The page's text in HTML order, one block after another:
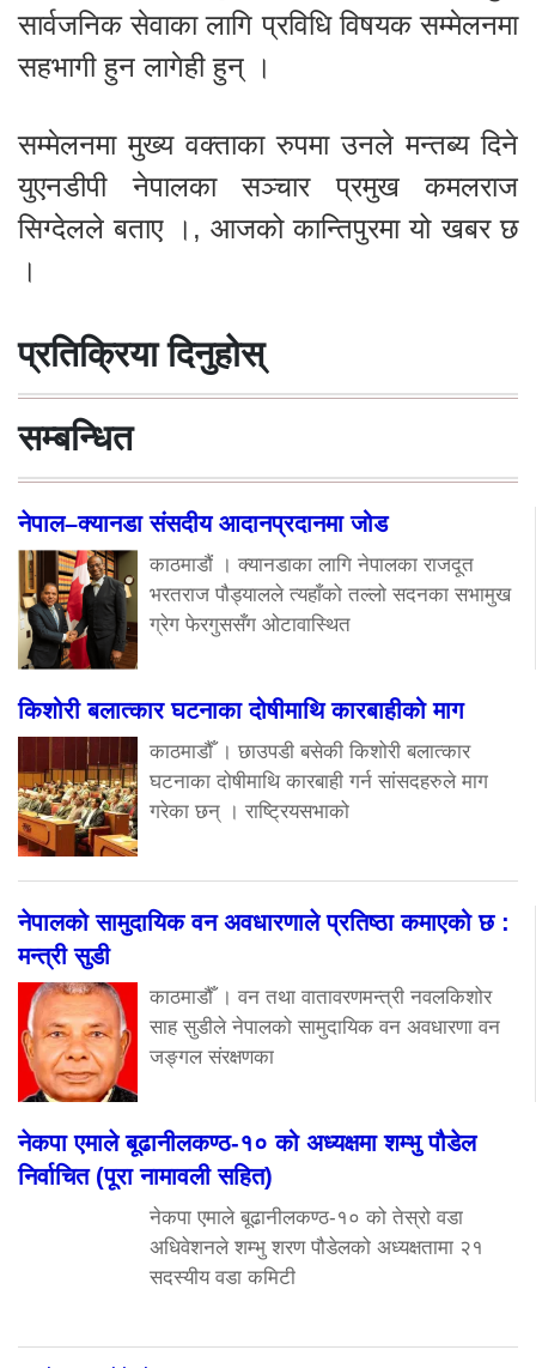
सार्वजनिक सेवाका लागि प्रविधि विषयक सम्मेलनमा
सहभागी हुन लागेही हुन् ।
सम्मेलनमा मुख्य वक्ताका रुपमा उनले मन्तब्य दिने
युएनडीपी नेपालका सञ्चार प्रमुख कमलराज
सिग्देलले बताए ।, आजको कान्तिपुरमा यो खबर छ
।
प्रतिक्रिया दिनुहोस्
सम्बन्धित
नेपाल–क्यानडा संसदीय आदानप्रदानमा जोड
काठमाडौं । क्यानडाका लागि नेपालका राजदूत
भरतराज पौड्यालले त्यहाँको तल्लो सदनका सभामुख
ग्रेग फेरगुससँग ओटावास्थित
किशोरी बलात्कार घटनाका दोषीमाथि कारबाहीको माग
काठमाडौँ । छाउपडी बसेकी किशोरी बलात्कार
घटनाका दोषीमाथि कारबाही गर्न सांसदहरुले माग
गरेका छन् । राष्ट्रियसभाको
नेपालको सामुदायिक वन अवधारणाले प्रतिष्ठा कमाएको छ :
मन्त्री सुडी
काठमाडौँ । वन तथा वातावरणमन्त्री नवलकिशोर
साह सुडीले नेपालको सामुदायिक वन अवधारणा वन
जङ्गल संरक्षणका
नेकपा एमाले बूढानीलकण्ठ-१० को अध्यक्षमा शम्भु पौडेल
निर्वाचित (पूरा नामावली सहित)
नेकपा एमाले बूढानीलकण्ठ-१० को तेस्रो वडा
अधिवेशनले शम्भु शरण पौडेलको अध्यक्षतामा २१
सदस्यीय वडा कमिटी